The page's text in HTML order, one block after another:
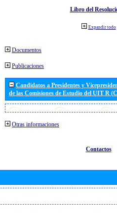
Libro del
Expandir todo
Documentos
Publicaciones
Candidatos a Presidentes y
de las Comisiones de Estudio del UIT R
Otras informaciones
Contactos